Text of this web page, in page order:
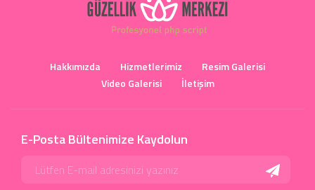
Hakkımızda Hizmetlerimiz
Resim Galerisi
Video Galerisi
İletişim
E-Posta Bültenimize Kaydolun